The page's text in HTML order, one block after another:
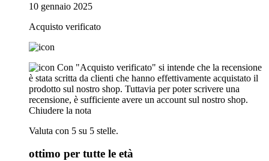
10 gennaio 2025
Acquisto verificato
Con "Acquisto verificato" si intende che la recensione
è stata scritta da clienti che hanno effettivamente acquistato il
prodotto sul nostro shop. Tuttavia per poter scrivere una
recensione, è sufficiente avere un account sul nostro shop.
Chiudere la nota
Valuta con 5 su 5 stelle.
ottimo per tutte le età